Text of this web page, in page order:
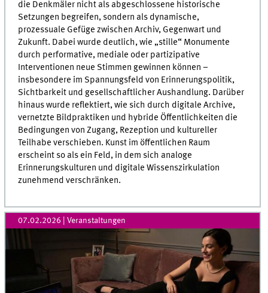
die Denkmäler nicht als abgeschlossene historische
Setzungen begreifen, sondern als dynamische,
prozessuale Gefüge zwischen Archiv, Gegenwart und
Zukunft. Dabei wurde deutlich, wie „stille“ Monumente
durch performative, mediale oder partizipative
Interventionen neue Stimmen gewinnen können –
insbesondere im Spannungsfeld von Erinnerungspolitik,
Sichtbarkeit und gesellschaftlicher Aushandlung. Darüber
hinaus wurde reflektiert, wie sich durch digitale Archive,
vernetzte Bildpraktiken und hybride Öffentlichkeiten die
Bedingungen von Zugang, Rezeption und kultureller
Teilhabe verschieben. Kunst im öffentlichen Raum
erscheint so als ein Feld, in dem sich analoge
Erinnerungskulturen und digitale Wissenszirkulation
zunehmend verschränken.
07.02.2026 | Veranstaltungen